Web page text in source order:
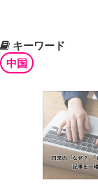
キーワード
中国